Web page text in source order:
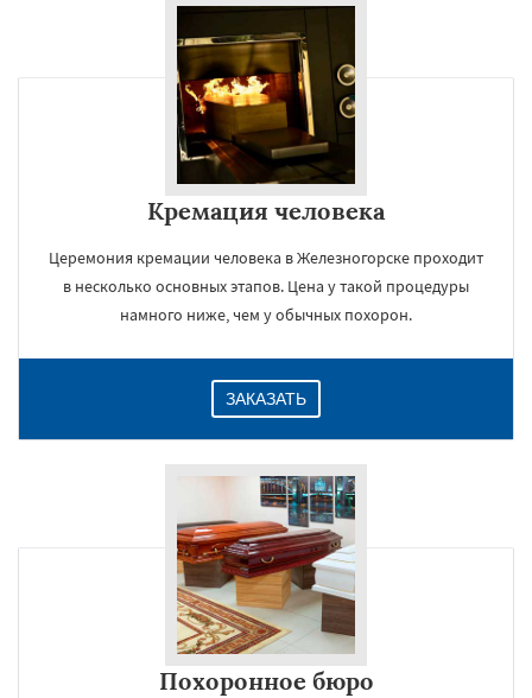
Кремация человека
Церемония кремации человека в Железногорске проходит
в несколько основных этапов. Цена у такой процедуры
намного ниже, чем у обычных похорон.
ЗАКАЗАТЬ
Похоронное бюро